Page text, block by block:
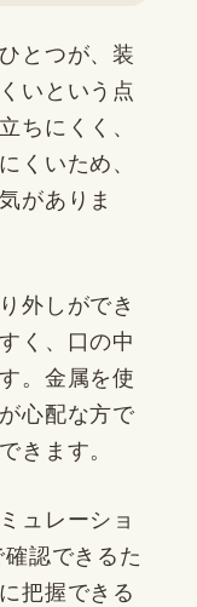
とつが、装
いという点
ちにくく、
くいため、
がありま
外しができ
く、口の中
。金属を使
心配な方で
きます。
ュレーショ
認できるた
把握できる